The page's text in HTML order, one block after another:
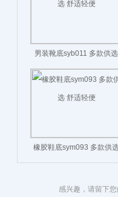
男装靴底syb011 多款供选
舒适轻便
橡胶鞋底sym093 多款供
舒适轻便
感兴趣，请留下